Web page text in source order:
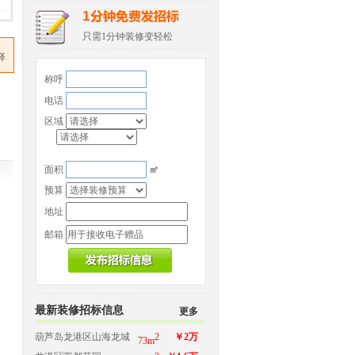
只需1分钟装修变轻松
称呼
电话
区域
面积
㎡
预算
地址
邮箱
最新装修招标信息 更多
葫芦岛龙港区山海龙城 73m2
￥2万